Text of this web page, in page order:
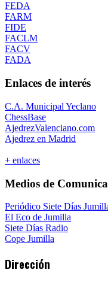
FEDA
FARM
FIDE
FACLM
FACV
FADA
Enlaces de interés
C.A. Municipal Yeclano
ChessBase
AjedrezValenciano.com
Ajedrez en Madrid
+ enlaces
Medios de
Periódico Siete Días
El Eco de Jumilla
Siete Días Radio
Cope Jumilla
Dirección